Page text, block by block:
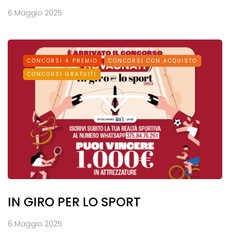
6 Maggio 2025
CONCORSI A PREMIO
CONCORSI CON ACQUISTO
CONCORSI GRATUITI
IN GIRO PER LO SPORT
6 Maggio 2025